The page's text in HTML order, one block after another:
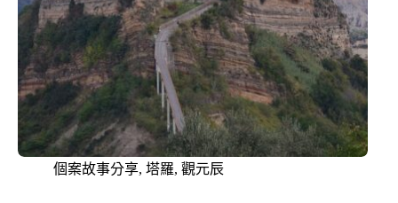
個案故事分享, 塔羅, 觀元辰